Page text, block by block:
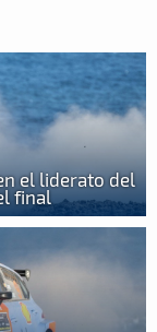
el liderato del
final